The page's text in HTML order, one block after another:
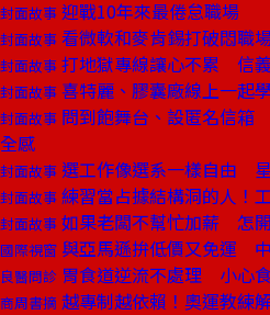
封面故事 迎戰10年來最倦怠職場
封面故事 看微軟和麥肯錫打破悶職
封面故事 打地獄專線讓心不累 信
封面故事 喜特麗、膠囊廠線上一
封面故事 問到飽舞台、設匿名信
全感
封面故事 選工作像選系一樣自由
封面故事 練習當占據結構洞的人！
封面故事 如果老闆不幫忙加薪 怎
國際視窗 與亞馬遜拚低價又免運
良醫問診 胃食道逆流不處理 小心
商周書摘 越專制越依賴！奧運教練